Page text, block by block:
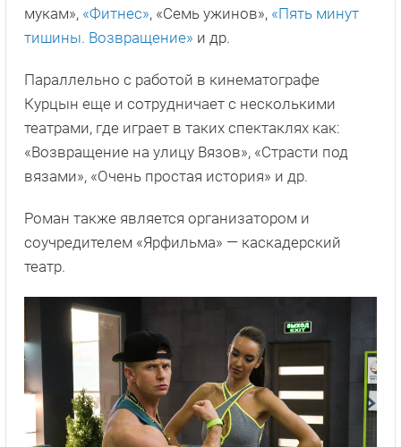
мукам», «Фитнес», «Семь ужинов», «Пять минут
тишины. Возвращение» и др.
Параллельно с работой в кинематографе
Курцын еще и сотрудничает с несколькими
театрами, где играет в таких спектаклях как:
«Возвращение на улицу Вязов», «Страсти под
вязами», «Очень простая история» и др.
Роман также является организатором и
соучредителем «Ярфильма» — каскадерский
театр.